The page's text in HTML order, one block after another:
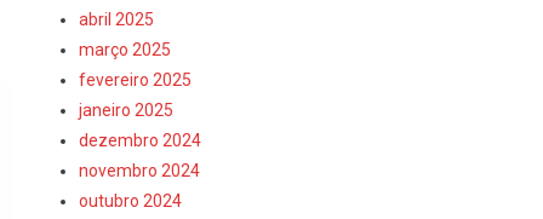
abril 2025
março 2025
fevereiro 2025
janeiro 2025
dezembro 2024
novembro 2024
outubro 2024